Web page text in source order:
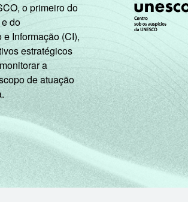
DE
Trabalhador
Desempregado
o primeiro do
do
Informação (CI),
estratégicos
a
de atuação